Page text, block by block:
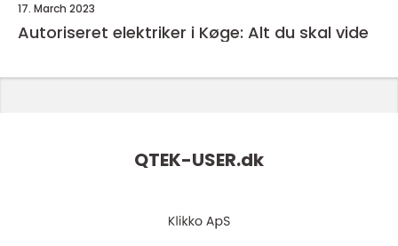
17. March 2023
Autoriseret elektriker i Køge: Alt du skal vide
QTEK-USER.dk